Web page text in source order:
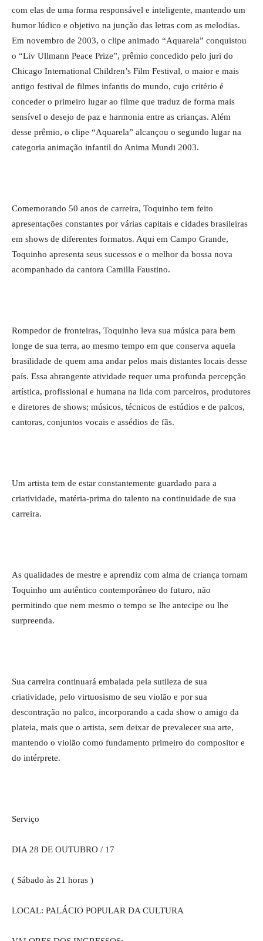
com elas de uma forma responsável e inteligente, mantendo um
humor lúdico e objetivo na junção das letras com as melodias.
Em novembro de 2003, o clipe animado “Aquarela” conquistou
o “Liv Ullmann Peace Prize”, prêmio concedido pelo juri do
Chicago International Children’s Film Festival, o maior e mais
antigo festival de filmes infantis do mundo, cujo critério é
conceder o primeiro lugar ao filme que traduz de forma mais
sensível o desejo de paz e harmonia entre as crianças. Além
desse prêmio, o clipe “Aquarela” alcançou o segundo lugar na
categoria animação infantil do Anima Mundi 2003.
Comemorando 50 anos de carreira, Toquinho tem feito
apresentações constantes por várias capitais e cidades brasileiras
em shows de diferentes formatos. Aqui em Campo Grande,
Toquinho apresenta seus sucessos e o melhor da bossa nova
acompanhado da cantora Camilla Faustino.
Rompedor de fronteiras, Toquinho leva sua música para bem
longe de sua terra, ao mesmo tempo em que conserva aquela
brasilidade de quem ama andar pelos mais distantes locais desse
país. Essa abrangente atividade requer uma profunda percepção
artística, profissional e humana na lida com parceiros, produtores
e diretores de shows; músicos, técnicos de estúdios e de palcos,
cantoras, conjuntos vocais e assédios de fãs.
Um artista tem de estar constantemente guardado para a
criatividade, matéria-prima do talento na continuidade de sua
carreira.
As qualidades de mestre e aprendiz com alma de criança tornam
Toquinho um autêntico contemporâneo do futuro, não
permitindo que nem mesmo o tempo se lhe antecipe ou lhe
surpreenda.
Sua carreira continuará embalada pela sutileza de sua
criatividade, pelo virtuosismo de seu violão e por sua
descontração no palco, incorporando a cada show o amigo da
plateia, mais que o artista, sem deixar de prevalecer sua arte,
mantendo o violão como fundamento primeiro do compositor e
do intérprete.
Serviço
DIA 28 DE OUTUBRO / 17
( Sábado às 21 horas )
LOCAL: PALÁCIO POPULAR DA CULTURA